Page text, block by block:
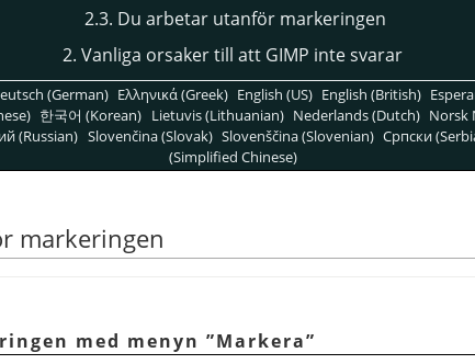
2.3. Du arbetar utanför markeringen
2. Vanliga orsaker till att GIMP inte svarar
(German) Ελληνικά (Greek) English (US) English (British)
한국어 (Korean) Lietuvis (Lithuanian) Nederlands (Dutch) Norsk
(Russian) Slovenčina (Slovak) Slovenščina (Slovenian) Српски
(Simplified Chinese)
markeringen
med menyn ”Markera”